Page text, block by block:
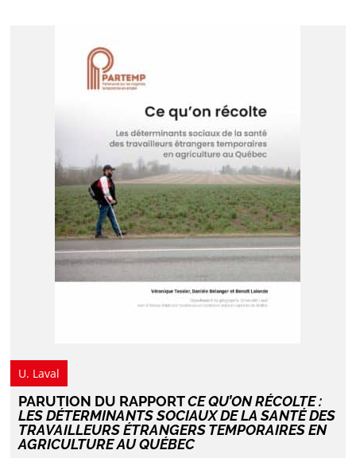
U. Laval
PARUTION DU RAPPORTCE QU’ON RÉCOLTE :
LES DÉTERMINANTS SOCIAUX DE LA SANTÉ DES
TRAVAILLEURS ÉTRANGERS TEMPORAIRES EN
AGRICULTURE AU QUÉBEC